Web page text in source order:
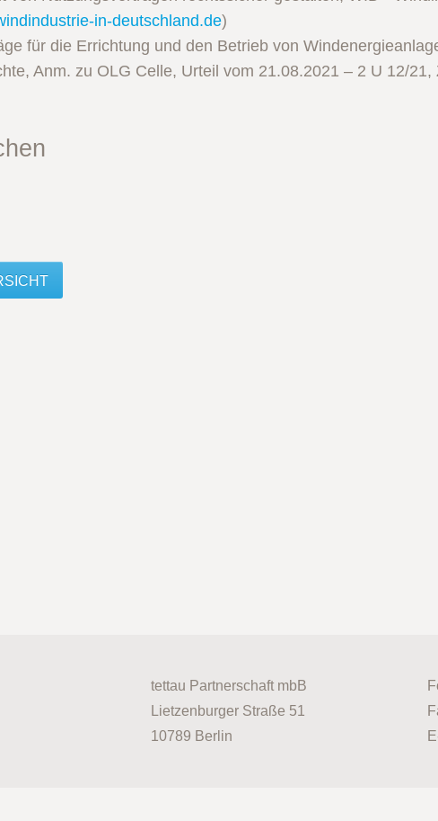
in-deutschland.de)
für die Errichtung und den Betrieb von
Anm. zu OLG Celle, Urteil vom 21.08.2021 – 2 U 12/21,
tettau Partnerschaft mbB
Lietzenburger Straße 51
10789 Berlin